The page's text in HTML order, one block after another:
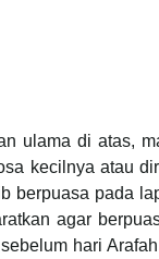
ulama di atas,
kecilnya atau
berpuasa pada
agar
hari